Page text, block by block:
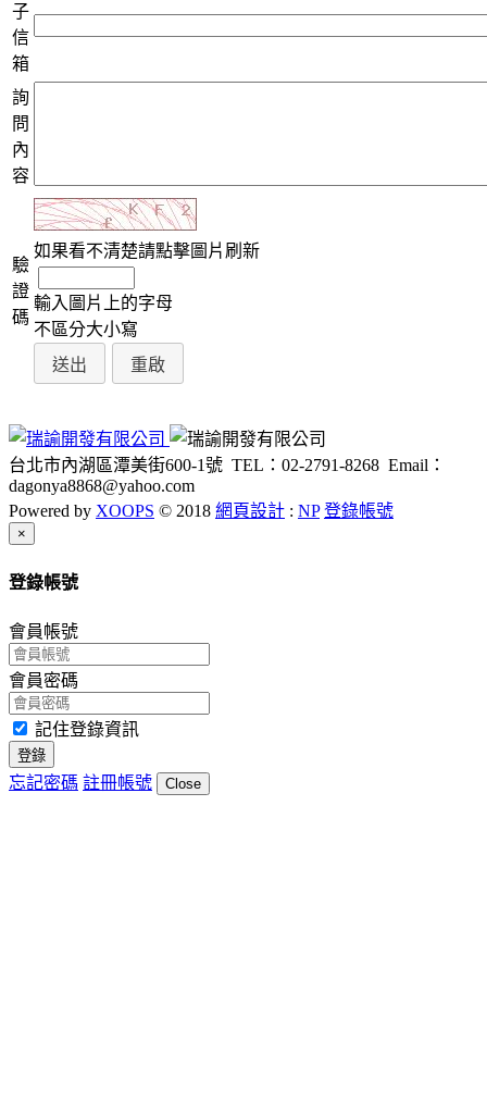
子
信
箱
詢
問
內
容
驗
證
碼
如果看不清楚請點擊圖片刷新
輸入圖片上的字母
不區分大小寫
台北市內湖區潭美街600-1號 TEL：02-2791-8268 Email：
dagonya8868@yahoo.com
Powered by XOOPS © 2018 網頁設計 : NP 登錄帳號
×
登錄帳號
會員帳號
會員密碼
記住登錄資訊
登錄
忘記密碼 註冊帳號 Close